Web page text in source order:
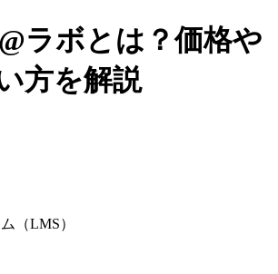
ラボとは？価格や
方を解説
（LMS）